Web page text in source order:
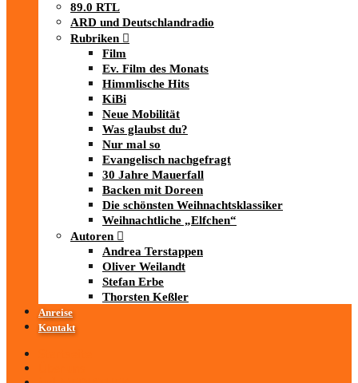
89.0 RTL
ARD und Deutschlandradio
Rubriken
Film
Ev. Film des Monats
Himmlische Hits
KiBi
Neue Mobilität
Was glaubst du?
Nur mal so
Evangelisch nachgefragt
30 Jahre Mauerfall
Backen mit Doreen
Die schönsten Weihnachtsklassiker
Weihnachtliche „Elfchen“
Autoren
Andrea Terstappen
Oliver Weilandt
Stefan Erbe
Thorsten Keßler
Anreise
Kontakt